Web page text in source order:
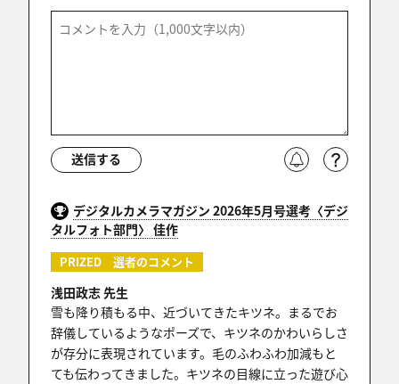
送信する
デジタルカメラマガジン 2026年5月号選考〈デジ
タルフォト部門〉 佳作
PRIZED 選者のコメント
浅田政志 先生
雪も降り積もる中、近づいてきたキツネ。まるでお
辞儀しているようなポーズで、キツネのかわいらしさ
が存分に表現されています。毛のふわふわ加減もと
ても伝わってきました。キツネの目線に立った遊び心